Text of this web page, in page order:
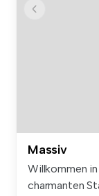
Massiv
Willkommen
charmanten